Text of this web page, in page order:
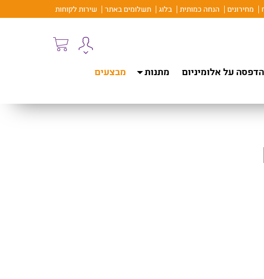
מחירונים הנחה כמותית בלוג תשלומים באתר שירות לקוחות
הדפסה על אלומיניום מתנות
מבצעים